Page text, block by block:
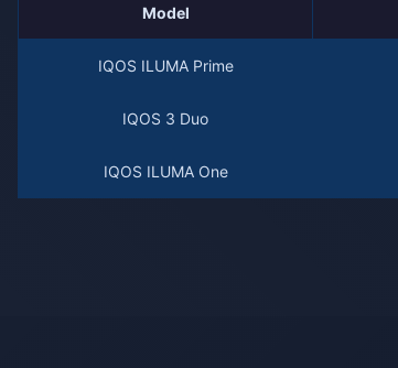
Model
IQOS ILUMA Prime
IQOS 3 Duo
IQOS ILUMA One